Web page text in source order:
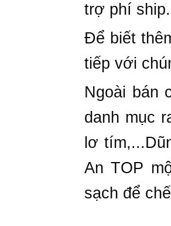
trợ phí ship.
Để biết
tiếp với
Ngoài bán
danh mục
lơ
An TOP
sạch để